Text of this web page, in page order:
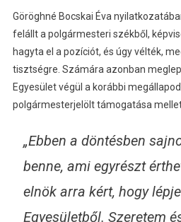
Göröghné Bocskai Éva
felállt a polgármesteri székből,
hagyta el a pozíciót, és úgy vélték,
tisztségre. Számára azonban
Egyesület végül a korábbi
polgármesterjelölt támogatása
„Ebben a döntésben
benne, ami egyrészt
elnök arra kért, hogy
Egyesületből. Szeretem